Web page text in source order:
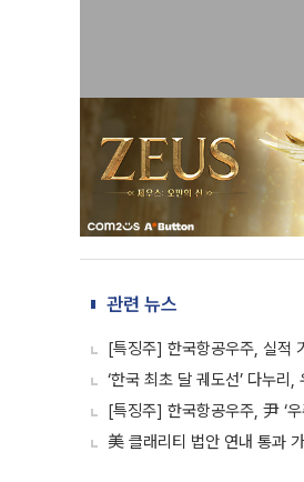
관련 뉴스
[특징주] 한국항공우주, 실적
‘한국 최초 달 궤도선’ 다누리
[특징주] 한국항공우주, 尹 ‘우
美 클래리티 법안 연내 통과